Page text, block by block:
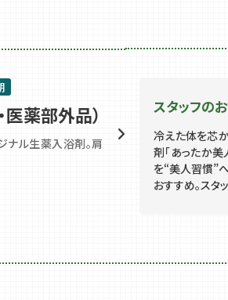
医薬部外品）
ナル生薬入浴剤。肩
スタッフの
冷えた体を芯
剤「あったか美
を“美人習慣”
おすすめ。スタ